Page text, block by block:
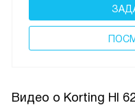
Видео о Korting HI